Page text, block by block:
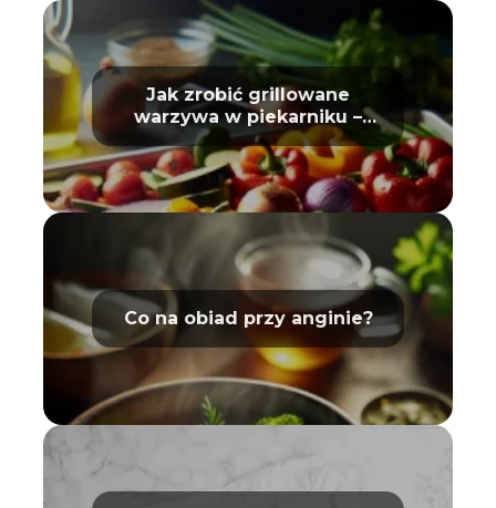
Jak zrobić grillowane
warzywa w piekarniku –
poradnik
Co na obiad przy anginie?